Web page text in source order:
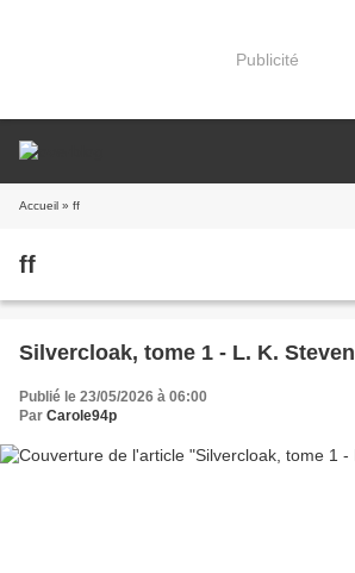
Publicité
Accueil » ff
ff
Silvercloak, tome 1 - L. K. Steven
Publié le 23/05/2026 à 06:00
Par Carole94p